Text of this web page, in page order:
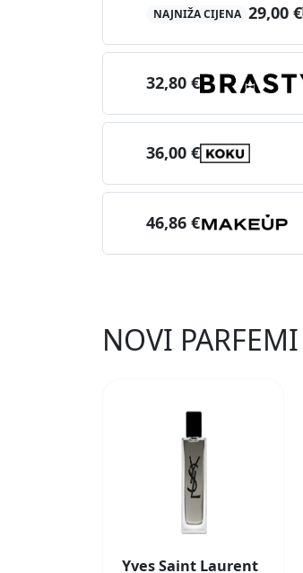
NAJNIŽA CIJENA 29,00 €
32,80 €
36,00 €
46,86 €
NOVI PARFEMI
Yves Saint Laurent